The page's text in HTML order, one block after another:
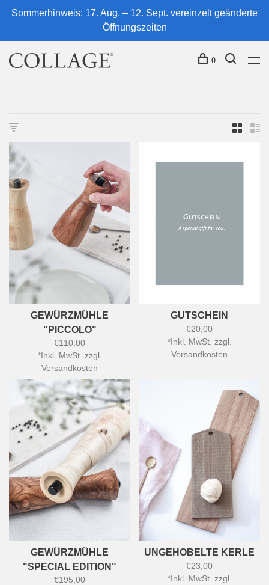
Sommerhinweis: 17. Aug. – 12. Sept. vereinzelt geänderte
Öffnungszeiten
0
GEWÜRZMÜHLE
"PICCOLO"
€110,00
*Inkl. MwSt. zzgl.
Versandkosten
GUTSCHEIN
€20,00
*Inkl. MwSt. zzgl.
Versandkosten
GEWÜRZMÜHLE
"SPECIAL EDITION"
€195,00
UNGEHOBELTE KERLE
€23,00
*Inkl. MwSt. zzgl.